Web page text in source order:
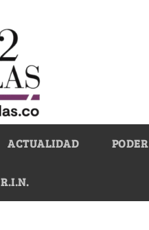
ACTUALIDAD PODER
R.I.N.